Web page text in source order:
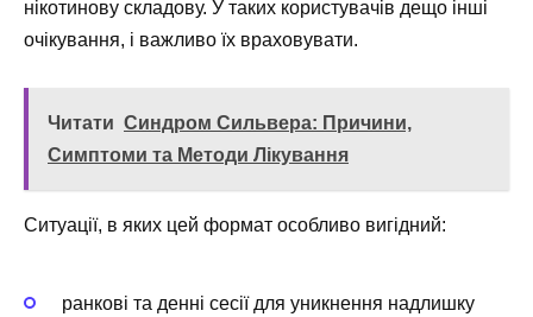
нікотинову складову. У таких користувачів дещо інші
очікування, і важливо їх враховувати.
Читати Синдром Сильвера: Причини,
Симптоми та Методи Лікування
Ситуації, в яких цей формат особливо вигідний:
ранкові та денні сесії для уникнення надлишку